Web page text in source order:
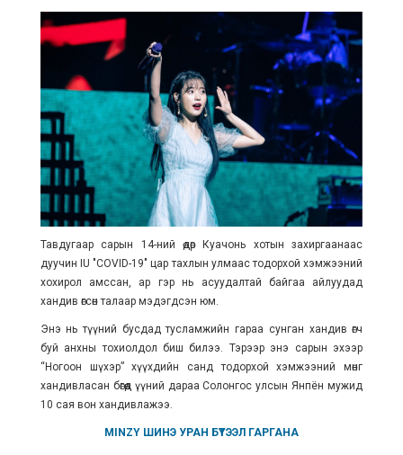
Тавдугаар сарын 14-ний өдөрКуачонь хотын захиргаанаас
дуучин IU "COVID-19" цар тахлын улмаас тодорхой хэмжээний
хохирол амссан, ар гэр нь асуудалтай байгаа айлуудад
хандив өгсөн талаар мэдэгдсэн юм.
Энэ нь түүний бусдад тусламжийн гараа сунган хандив өгч
буй анхны тохиолдол биш билээ. Тэрээр энэ сарын эхээр
“Ногоон шүхэр” хүүхдийн санд тодорхой хэмжээний мөнгө
хандивласан бөгөөд үүний дараа Солонгос улсын Янпён мужид
10 сая вон хандивлажээ.
MINZY ШИНЭ УРАН БҮТЭЭЛ ГАРГАНА